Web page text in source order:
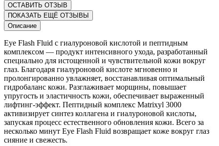
ОСТАВИТЬ ОТЗЫВ
ПОКАЗАТЬ ЕЩЁ ОТЗЫВЫ
Описание
Eye Flash Fluid с гиалуроновой кислотой и пептидным
комплексом — продукт интенсивного ухода, разработанный
специально для истощенной и чувствительной кожи вокруг
глаз. Благодаря гиалуроновой кислоте мгновенно и
пролонгированно увлажняет, восстанавливая оптимальный
гидробаланс кожи. Разглаживает морщины, повышает
упругость и эластичность кожи, обеспечивает выраженный
лифтинг-эффект. Пептидный комплекс Matrixyl 3000
активизирует синтез коллагена и гиалуроновой кислоты,
запуская процесс естественного обновления кожи. Всего за
несколько минут Eye Flash Fluid возвращает коже вокруг глаз
сияние и свежесть.